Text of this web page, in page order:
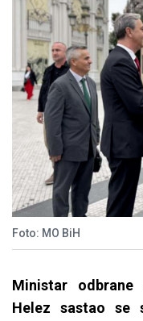
Foto: MO BiH
Ministar odbrane
Helez sastao se